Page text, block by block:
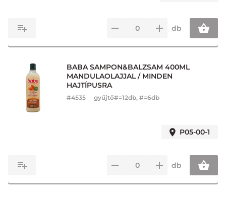
db
BABA SAMPON&BALZSAM 400ML
MANDULAOLAJJAL / MINDEN
HAJTÍPUSRA
#4535 gyűjtő#=12db, #=6db
P05-00-1
db